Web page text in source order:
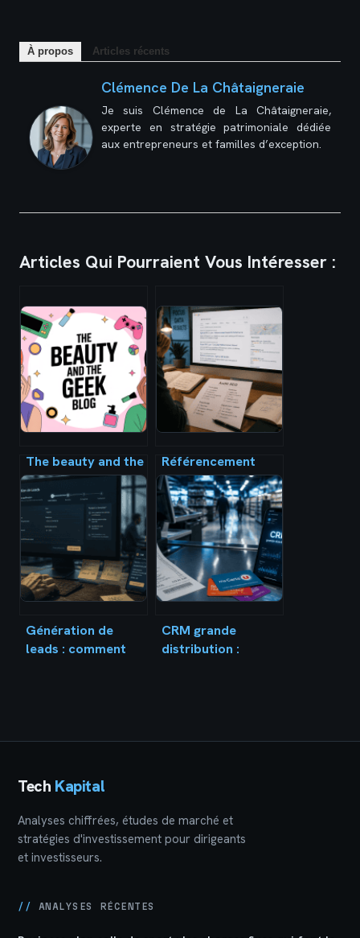
À propos Articles récents
Clémence De La Châtaigneraie
Je suis Clémence de La Châtaigneraie,
experte en stratégie patrimoniale dédiée
aux entrepreneurs et familles d’exception.
Articles Qui Pourraient Vous Intéresser :
The beauty and the
geek blog : guide
complet pour
lancer et faire
rayonner votre
concept
Référencement
naturel : 3 piliers
techniques et 4
outils pour dominer
les résultats
Google
Génération de
leads : comment
plus de prospects
CRM grande
distribution :
Tech Kapital
Analyses chiffrées, études de marché et
stratégies d'investissement pour dirigeants
et investisseurs.
// ANALYSES RÉCENTES